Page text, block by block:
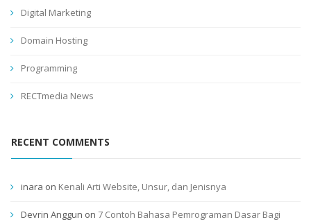
Digital Marketing
Domain Hosting
Programming
RECTmedia News
RECENT COMMENTS
inara on Kenali Arti Website, Unsur, dan Jenisnya
Devrin Anggun on 7 Contoh Bahasa Pemrograman Dasar Bagi